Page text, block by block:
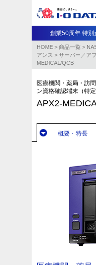
創業50周年 特別
HOME > 商品一覧 >
アンス​ > サーバー／ア
MEDICAL/QCB
医療機関・薬局・訪
ン資格確認端末（特定
APX2-
概要・特長